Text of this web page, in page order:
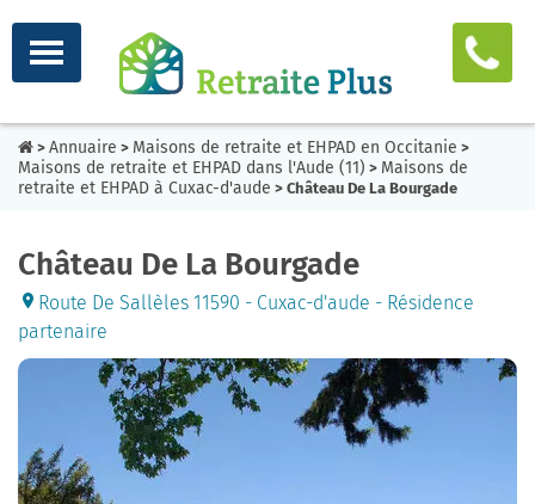
> Annuaire > Maisons de retraite et EHPAD en Occitanie >
Maisons de retraite et EHPAD dans l'Aude (11) > Maisons de
retraite et EHPAD à Cuxac-d'aude > Château De La Bourgade
Château De La Bourgade
Route De Sallèles 11590 - Cuxac-d'aude - Résidence
partenaire